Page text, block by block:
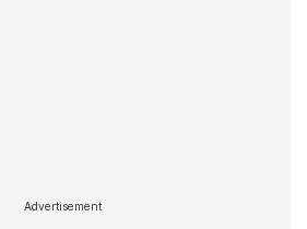
Advertisement